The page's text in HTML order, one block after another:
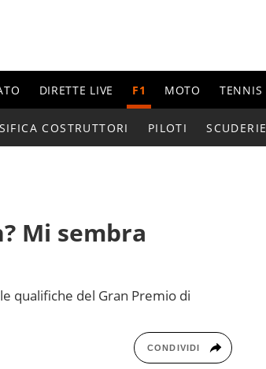
DIRETTE LIVE F1 MOTO TENNIS
COSTRUTTORI PILOTI SCUDERIE
Mi sembra
qualifiche del Gran Premio di
CONDIVIDI